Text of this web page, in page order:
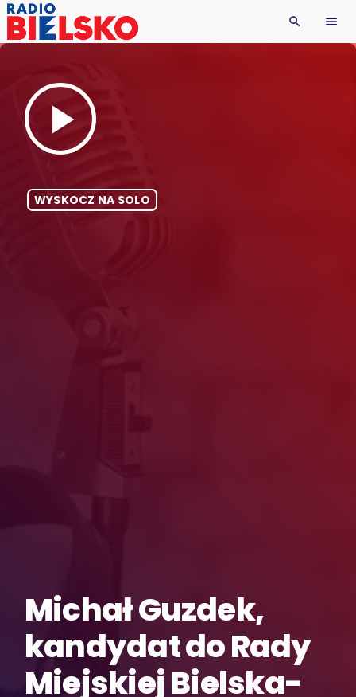
search menu
play_arrow
WYSKOCZ NA SOLO
Michał Guzdek,
kandydat do Rady
Miejskiej Bielska-